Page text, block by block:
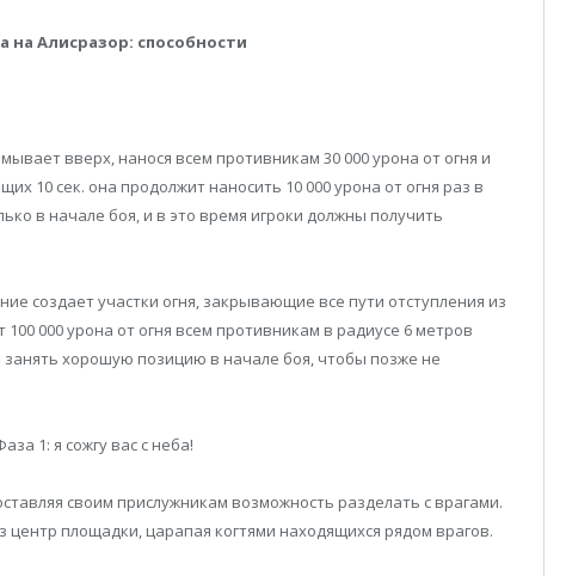
на Алисразор: способности
вверх, нанося всем противникам 30 000 урона от огня и
10 сек. она продолжит наносить 10 000 урона от огня раз в
в начале боя, и в это время игроки должны получить
создает участки огня, закрывающие все пути отступления из
000 урона от огня всем противникам в радиусе 6 метров
хорошую позицию в начале боя, чтобы позже не
1: я сожгу вас с неба!
своим прислужникам возможность разделать с врагами.
площадки, царапая когтями находящихся рядом врагов.